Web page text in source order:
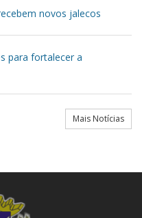
novos jalecos
para fortalecer a
Mais Notícias